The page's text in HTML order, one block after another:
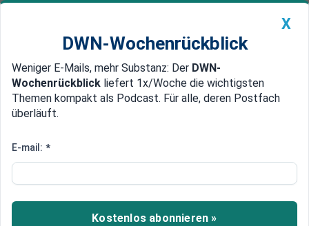
Newsticker MEIN DWN: Geldanlage Premium
Edelmetalle DWN-Magazin China
Trick um nicht sparen zu müssen
Schulden-Krise: Frankreich
muss für Haushalt Not-
Reserven anzapfen
X
DWN-Wochenrückblick
Weniger E-Mails, mehr Substanz: Der DWN-
Wochenrückblick liefert 1x/Woche die wichtigsten
Themen kompakt als Podcast. Für alle, deren Postfach
überläuft.
E-mail: *
Kostenlos abonnieren »